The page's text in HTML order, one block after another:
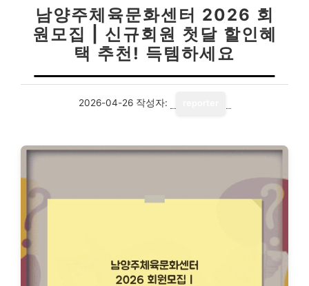
남양주체육문화센터 2026 회
원모집 | 신규회원 첫달 할인혜
택 추천! 득템하세요
2026-04-26 작성자: